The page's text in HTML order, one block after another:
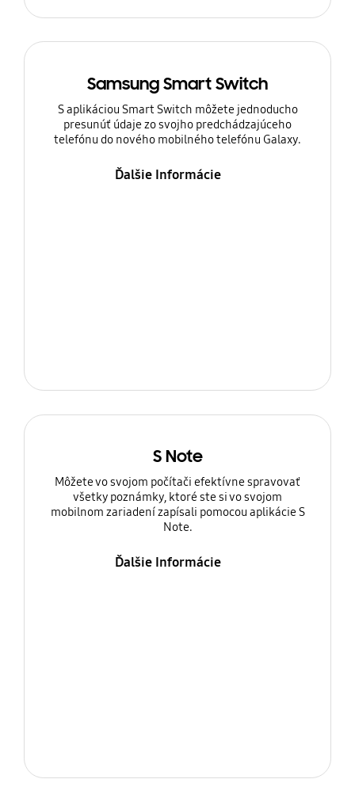
Samsung Smart Switch
S aplikáciou Smart Switch môžete jednoducho
presunúť údaje zo svojho predchádzajúceho
telefónu do nového mobilného telefónu Galaxy.
Ďalšie Informácie
S Note
Môžete vo svojom počítači efektívne spravovať
všetky poznámky, ktoré ste si vo svojom
mobilnom zariadení zapísali pomocou aplikácie S
Note.
Ďalšie Informácie